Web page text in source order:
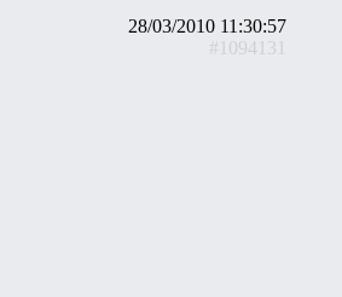
28/03/2010 11:30:57
#1094131